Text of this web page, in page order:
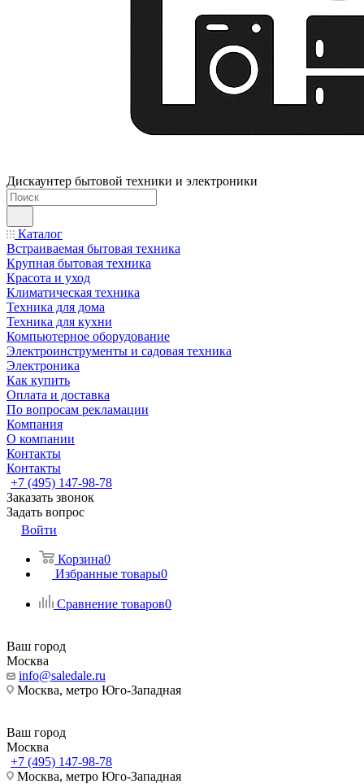
Дискаунтер бытовой техники и электроники
Каталог
Встраиваемая бытовая техника
Крупная бытовая техника
Красота и уход
Климатическая техника
Техника для дома
Техника для кухни
Компьютерное оборудование
Электроинструменты и садовая техника
Электроника
Как купить
Оплата и доставка
По вопросам рекламации
Компания
О компании
Контакты
Контакты
+7 (495) 147-98-78
Заказать звонок
Задать вопрос
Войти
Корзина0
Избранные товары0
Сравнение товаров0
Ваш город
Москва
info@saledale.ru
Москва, метро Юго-Западная
Ваш город
Москва
+7 (495) 147-98-78
Москва, метро Юго-Западная